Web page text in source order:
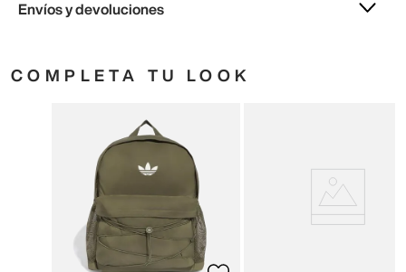
Envíos y devoluciones
COMPLETA TU LOOK